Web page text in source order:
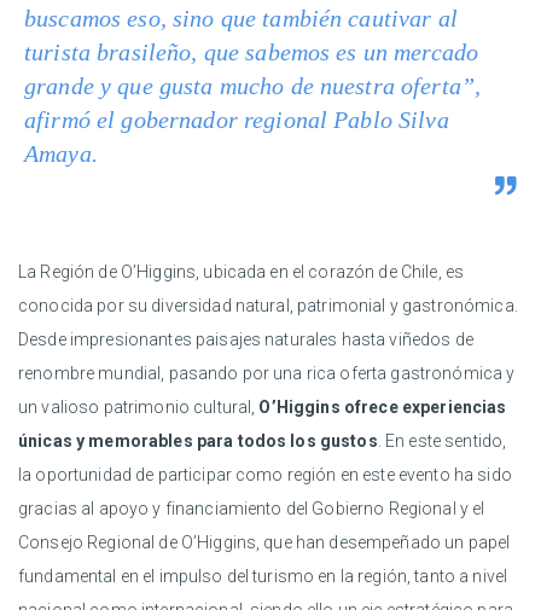
buscamos eso, sino que también cautivar al
turista brasileño, que sabemos es un mercado
grande y que gusta mucho de nuestra oferta”,
afirmó el gobernador regional Pablo Silva
Amaya.
La Región de O’Higgins, ubicada en el corazón de Chile, es
conocida por su diversidad natural, patrimonial y gastronómica.
Desde impresionantes paisajes naturales hasta viñedos de
renombre mundial, pasando por una rica oferta gastronómica y
un valioso patrimonio cultural, O’Higgins ofrece experiencias
únicas y memorables para todos los gustos . En este sentido,
la oportunidad de participar como región en este evento ha sido
gracias al apoyo y financiamiento del Gobierno Regional y el
Consejo Regional de O’Higgins, que han desempeñado un papel
fundamental en el impulso del turismo en la región, tanto a nivel